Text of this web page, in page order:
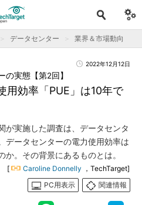
データセンター 業界＆市場動向
2022年12月12日
用効率「PUE」は10年で
の実態【第2回】
が実施した調査は、データセンタ
データセンターの電力使用効率は
。その背景にあるものとは。
[ Caroline Donnelly ，TechTarget]
PC用表示
関連情報